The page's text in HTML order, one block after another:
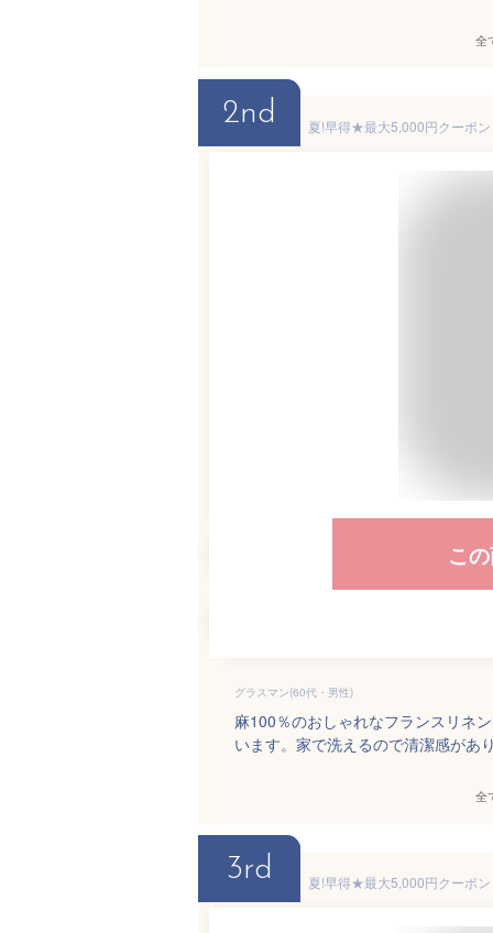
全
2nd
こ
グラスマン(60代・男性)
麻100％のおしゃれなフランスリネ
います。家で洗えるので清潔感があ
全
3rd